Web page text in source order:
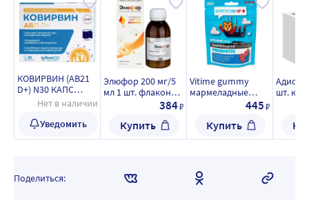
КОВИРВИН (AB21
D+) N30 КАПС
МАССОЙ 489МГ
Нет в наличии
Уведомить
Элюфор 200 мг/5
мл 1 шт. флакон
суспензия для384₽
Купить
Vitime gummy
мармеладные
пастилки
жевательные
445₽
Купить
шт.
Поделиться: